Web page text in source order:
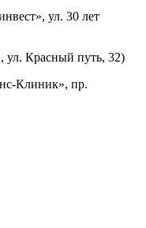
ул. 30 лет
Красный путь, 32)
Клиник», пр.